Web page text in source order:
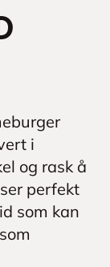
i
og rask å
perfekt
som kan